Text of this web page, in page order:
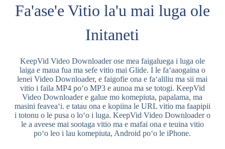
Fa'ase'e Vitio la'u mai luga ole
Initaneti
KeepVid Video Downloader ose mea faigaluega i luga ole
laiga e maua fua ma sefe vitio mai Glide. I le faʻaaogaina o
lenei Video Downloader, e faigofie ona e faʻaliliu ma sii mai
vitio i faila MP4 poʻo MP3 e aunoa ma se totogi. KeepVid
Video Downloader e galue mo komepiuta, papalama, ma
masini feaveaʻi. e tatau ona e kopiina le URL vitio ma faapipii
i totonu o le pusa o loʻo i luga. KeepVid Video Downloader o
le a aveese mai sootaga vitio ma e mafai ona e teuina vitio
poʻo leo i lau komepiuta, Android poʻo le iPhone.